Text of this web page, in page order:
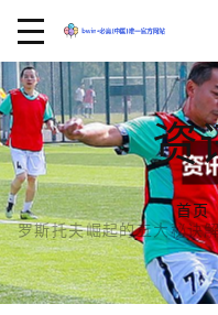
资
首页
罗斯托夫崛起的五大秘诀